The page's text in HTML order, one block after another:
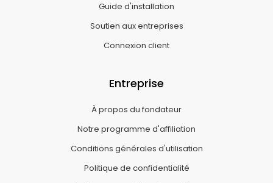
Guide d'installation
Soutien aux entreprises
Connexion client
Entreprise
À propos du fondateur
Notre programme d'affiliation
Conditions générales d'utilisation
Politique de confidentialité